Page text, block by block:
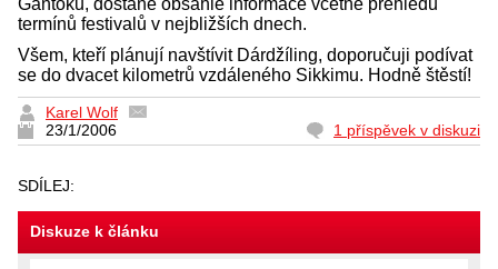
termínů festivalů v nejbližších dnech.
Všem, kteří plánují navštívit Dárdžíling, doporučuji podívat
se do dvacet kilometrů vzdáleného Sikkimu. Hodně štěstí!
Karel Wolf
23/1/2006
1 příspěvek v diskuzi
SDÍLEJ:
Diskuze k článku